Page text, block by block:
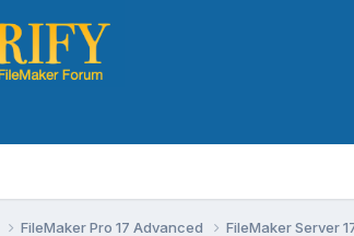
FileMaker Pro 17 Advanced FileMaker Server